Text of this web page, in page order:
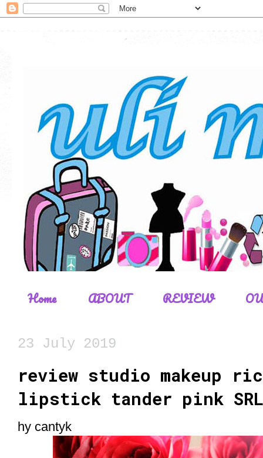
Home ABOUT REVIEW
23 July 2019
review studio makeup
lipstick tander pink
hy cantyk